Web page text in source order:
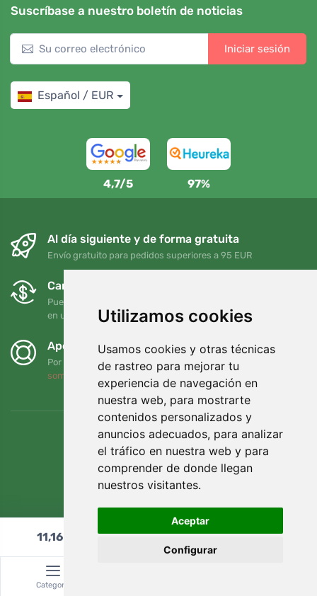
Utilizamos cookies
Usamos cookies y otras técnicas
de rastreo para mejorar tu
experiencia de navegación en
nuestra web, para mostrarte
contenidos personalizados y
anuncios adecuados, para analizar
el tráfico en nuestra web y para
comprender de donde llegan
nuestros visitantes.
Aceptar
Configurar
Suscríbase a nuestro boletín de noticias
Iniciar sesión
Español / EUR
4,7/5 97%
Al día siguiente y de forma gratuita
Envío gratuito para pedidos superiores a 95 EUR
Cambios y devoluciones gratuitos
Puede devolver o cambiar su pedido en cualquier momento
en un plazo de 90 días
Apoyamos a Trees.org
Por cada pedido plantamos un árbol. Leer más
somos
11,16 Añadir al carrito
Categoría